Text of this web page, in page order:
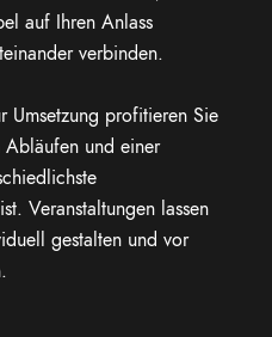
auf Ihren Anlass
verbinden.
Umsetzung profitieren Sie
und einer
Veranstaltungen lassen
gestalten und vor